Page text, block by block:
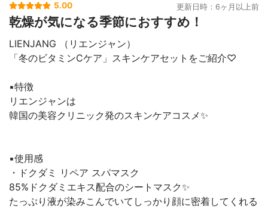
5.00 更新日時：6ヶ月以上前
乾燥が気になる季節におすすめ！
LIENJANG （リエンジャン）
「冬のビタミンCケア」スキンケアセットをご紹介♡
▪︎特徴
リエンジャンは
韓国の美容クリニック発のスキンケアコスメ✨
▪︎使用感
・ドクダミ リペア スパマスク
85%ドクダミエキス配合のシートマスク✨
たっぷり液が染みこんでいてしっかり顔に密着してくれる